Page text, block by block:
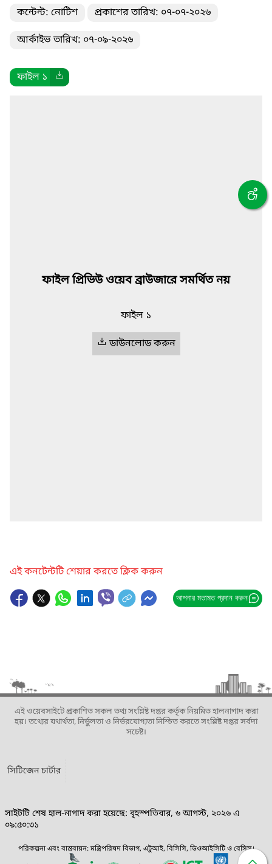
কন্টেন্ট: নোটিশ প্রকাশের তারিখ: ০৭-০৭-২০২৬
আর্কাইভ তারিখ: ০৭-০৯-২০২৬
ফাইল ১
ফাইল প্রিভিউ ওয়েব ব্রাউজারে সমর্থিত নয়
ফাইল ১
ডাউনলোড করুন
এই কনটেন্টটি শেয়ার করতে ক্লিক করুন
আপনার মতামত প্রদান করুন
এই ওয়েবসাইটে প্রকাশিত সকল তথ্য সংশ্লিষ্ট দপ্তর কর্তৃক নিয়মিত হালনাগাদ করা
হয়। তথ্যের যথার্থতা, নির্ভুলতা ও নির্ভরযোগ্যতা নিশ্চিত করতে সংশ্লিষ্ট দপ্তর সর্বদা
সচেষ্ট।
সিটিজেন চার্টার
সাইটটি শেষ হাল-নাগাদ করা হয়েছে: বৃহস্পতিবার, ৬ আগস্ট, ২০২৬ এ
০৯:৫০:৩১
পরিকল্পনা এবং বাস্তবায়ন: মন্ত্রিপরিষদ বিভাগ, এটুআই, বিসিসি, ডিওআইসিটি ও বেসিস।